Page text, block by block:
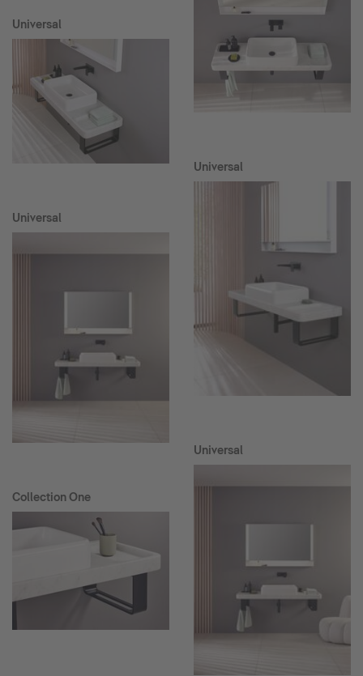
Universal
Universal
Collection One
Universal
Universal